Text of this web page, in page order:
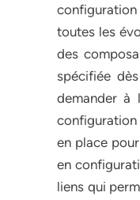
toutes les
des
spécifiée
demander à
configuration
en place
en
liens qui